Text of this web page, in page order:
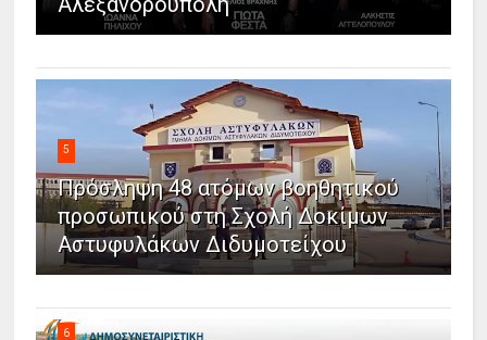
5
Πρόσληψη 48 ατόμων βοηθητικού
προσωπικού στη Σχολή Δοκίμων
Αστυφυλάκων Διδυμοτείχου
6